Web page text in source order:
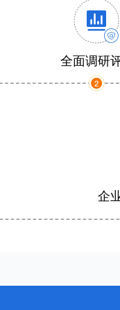
全面调研
企